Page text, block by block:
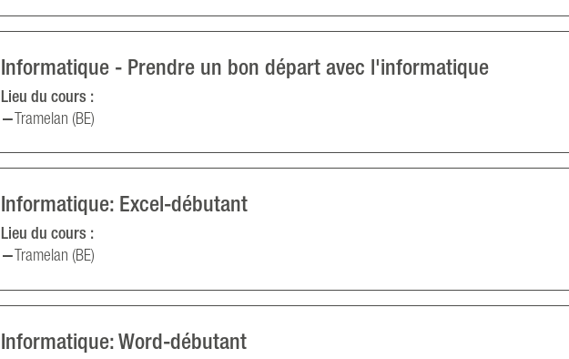
Informatique - Prendre un bon départ avec l'informatique
Lieu du cours :
Tramelan (BE)
Informatique: Excel-débutant
Lieu du cours :
Tramelan (BE)
Informatique: Word-débutant